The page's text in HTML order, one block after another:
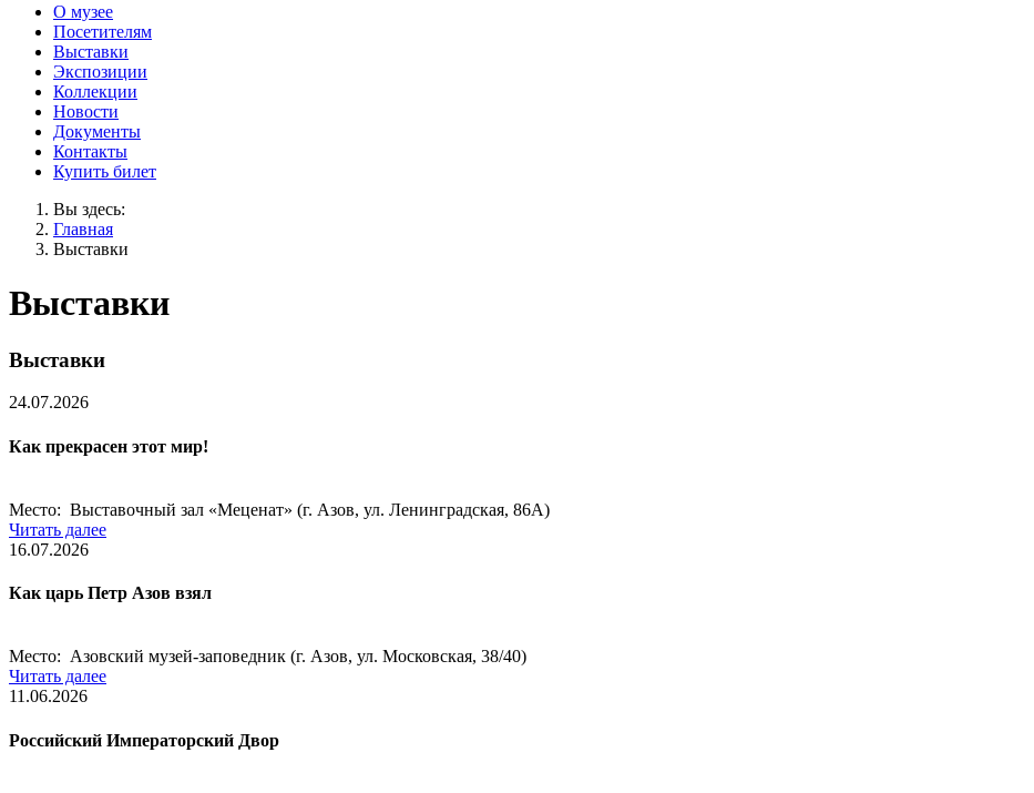
О музее
Посетителям
Выставки
Экспозиции
Коллекции
Новости
Документы
Контакты
Купить билет
Вы здесь:
Главная
Выставки
Выставки
Выставки
24.07.2026
Как прекрасен этот мир!
Место: Выставочный зал «Меценат» (г. Азов, ул. Ленинградская, 86А)
Читать далее
16.07.2026
Как царь Петр Азов взял
Место: Азовский музей-заповедник (г. Азов, ул. Московская, 38/40)
Читать далее
11.06.2026
Российский Императорский Двор